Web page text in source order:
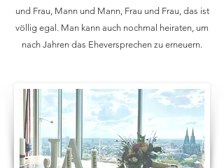
und Frau, Mann und Mann, Frau und Frau, das ist
völlig egal. Man kann auch nochmal heiraten, um
nach Jahren das Eheversprechen zu erneuern.